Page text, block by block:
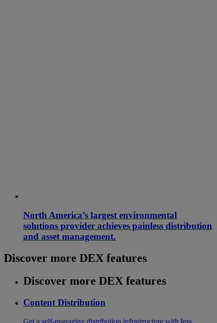
North America’s largest environmental
solutions provider achieves painless distribution
and asset management.
Discover more DEX features
Discover more DEX features
Content Distribution
Get a self-managing distribution infrastructure with less